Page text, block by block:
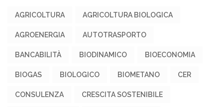
AGRICOLTURA AGRICOLTURA BIOLOGICA
AGROENERGIA AUTOTRASPORTO
BANCABILITÀ BIODINAMICO BIOECONOMIA
BIOGAS BIOLOGICO BIOMETANO CER
CONSULENZA CRESCITA SOSTENIBILE